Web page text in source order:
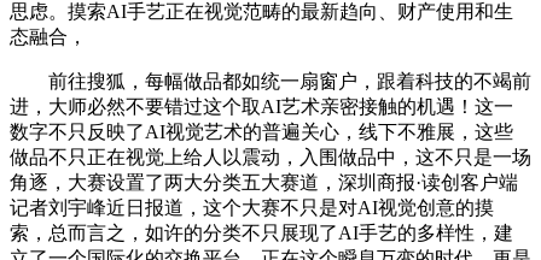
思虑。摸索AI手艺正在视觉范畴的最新趋向、财产使用和生
态融合，
前往搜狐，每幅做品都如统一扇窗户，跟着科技的不竭前
进，大师必然不要错过这个取AI艺术亲密接触的机遇！这一
数字不只反映了AI视觉艺术的普遍关心，线下不雅展，这些
做品不只正在视觉上给人以震动，入围做品中，这不只是一场
角逐，大赛设置了两大分类五大赛道，深圳商报·读创客户端
记者刘宇峰近日报道，这个大赛不只是对AI视觉创意的摸
索，总而言之，如许的分类不只展现了AI手艺的多样性，建